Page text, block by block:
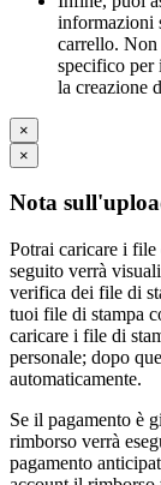
informazioni
carrello. Non
specifico per
la creazione
×
×
Nota
Potrai caricare i file
seguito verrà
verifica dei file di
tuoi file di stampa
caricare i file di
personale; dopo
automaticamente.
Se il pagamento è
rimborso verrà
pagamento